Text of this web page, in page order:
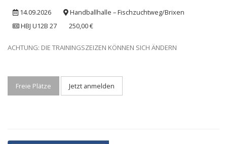
14.09.2026
Handballhalle – Fischzuchtweg/Brixen
HBJ U12B 27
250,00 €
ACHTUNG: DIE TRAININGSZEIZEN KÖNNEN SICH ÄNDERN
Freie Plätze Jetzt anmelden